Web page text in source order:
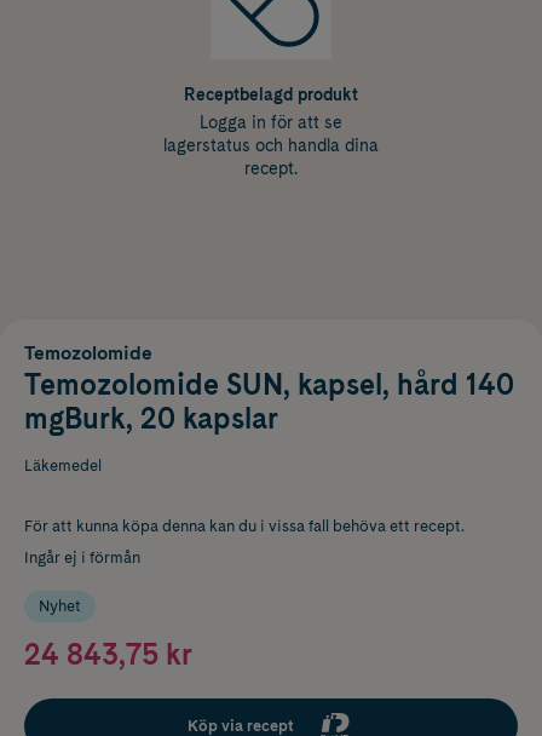
Receptbelagd produkt
Logga in för att se
lagerstatus och handla dina
recept.
Temozolomide
Temozolomide SUN, kapsel, hård 140
mgBurk, 20 kapslar
Läkemedel
För att kunna köpa denna kan du i vissa fall behöva ett recept.
Ingår ej i förmån
Nyhet
24 843,75 kr
Köp via recept